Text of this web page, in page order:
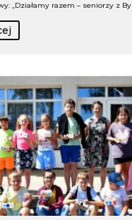
„Działamy razem – seniorzy z